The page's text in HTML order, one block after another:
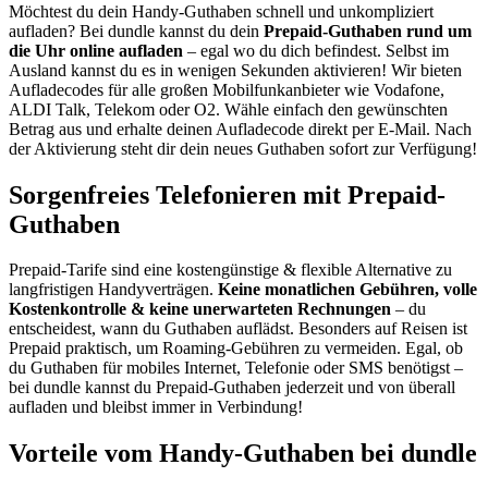
Möchtest du dein Handy-Guthaben schnell und unkompliziert
aufladen? Bei dundle kannst du dein Prepaid-Guthaben rund um
die Uhr online aufladen – egal wo du dich befindest. Selbst im
Ausland kannst du es in wenigen Sekunden aktivieren! Wir bieten
Aufladecodes für alle großen Mobilfunkanbieter wie Vodafone,
ALDI Talk, Telekom oder O2. Wähle einfach den gewünschten
Betrag aus und erhalte deinen Aufladecode direkt per E-Mail. Nach
der Aktivierung steht dir dein neues Guthaben sofort zur Verfügung!
Sorgenfreies Telefonieren mit Prepaid-
Guthaben
Prepaid-Tarife sind eine kostengünstige & flexible Alternative zu
langfristigen Handyverträgen. Keine monatlichen Gebühren, volle
Kostenkontrolle & keine unerwarteten Rechnungen – du
entscheidest, wann du Guthaben auflädst. Besonders auf Reisen ist
Prepaid praktisch, um Roaming-Gebühren zu vermeiden. Egal, ob
du Guthaben für mobiles Internet, Telefonie oder SMS benötigst –
bei dundle kannst du Prepaid-Guthaben jederzeit und von überall
aufladen und bleibst immer in Verbindung!
Vorteile vom Handy-Guthaben bei dundle